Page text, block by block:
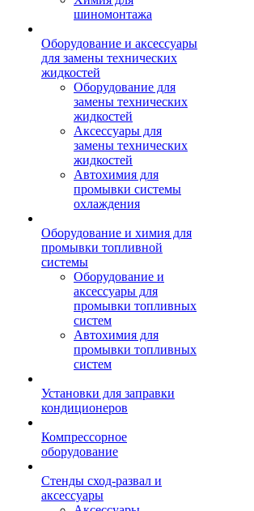
шиномонтажа
Оборудование и аксессуары
для замены технических
жидкостей
Оборудование для
замены технических
жидкостей
Аксессуары для
замены технических
жидкостей
Автохимия для
промывки системы
охлаждения
Оборудование и химия для
промывки топливной
системы
Оборудование и
аксессуары для
промывки топливных
систем
Автохимия для
промывки топливных
систем
Установки для заправки
кондиционеров
Компрессорное
оборудование
Стенды сход-развал и
аксессуары